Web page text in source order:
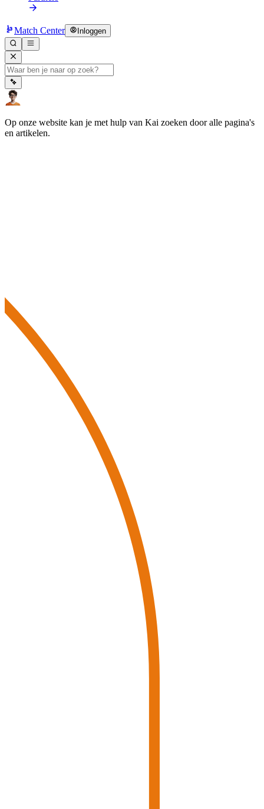
Match Center Inloggen
Op onze website kan je met hulp van Kai zoeken door alle pagina's
en artikelen.